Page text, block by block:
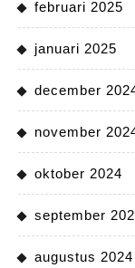
februari 2025
januari 2025
december
november
oktober 2024
september
augustus 2024